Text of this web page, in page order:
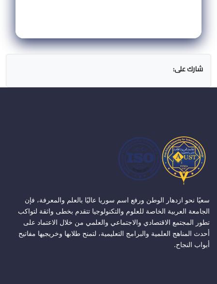
شارك على:
سعيًا نحو ازدهار الوطن ورفع اسم سوريا عاليًا بالعلم والمعرفة، فإن
الجامعة العربية الخاصة للعلوم والتكنولوجيا تتقدم بخطى واثقة لتواكب
تطور المجتمع الاقتصادي والاجتماعي والعلمي من خلال الاعتماد على
أحدث المناهج العلمية والبرامج التعليمية، لتمنح طلابها وخريجيها مفاتيح
أبواب النجاح.